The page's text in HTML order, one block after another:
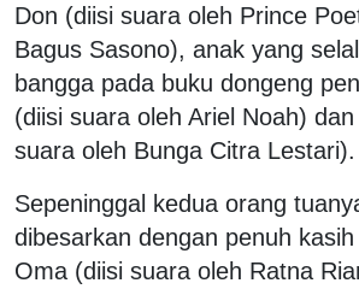
Don (diisi suara oleh Prince
Bagus Sasono), anak yang
bangga pada buku dongeng
(diisi suara oleh Ariel Noah)
suara oleh Bunga Citra Lestari).
Sepeninggal kedua orang
dibesarkan dengan penuh
Oma (diisi suara oleh Ratna